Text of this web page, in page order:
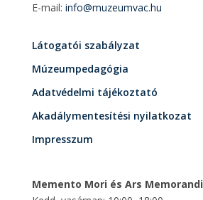
E-mail: info@muzeumvac.hu
Látogatói szabályzat
Múzeumpedagógia
Adatvédelmi tájékoztató
Akadálymentesítési nyilatkozat
Impresszum
Memento Mori és Ars Memorandi